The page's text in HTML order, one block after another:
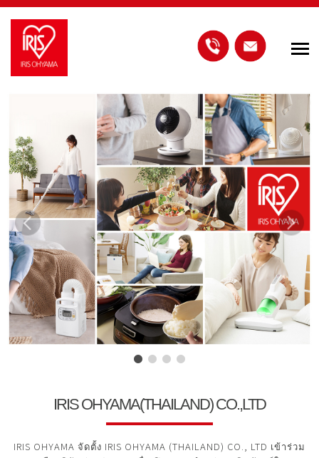
Previous
IRIS OHYAMA(THAILAND) CO.,LTD
IRIS OHYAMA จัดตั้ง IRIS OHYAMA (THAILAND) CO., LTD เข้าร่วม